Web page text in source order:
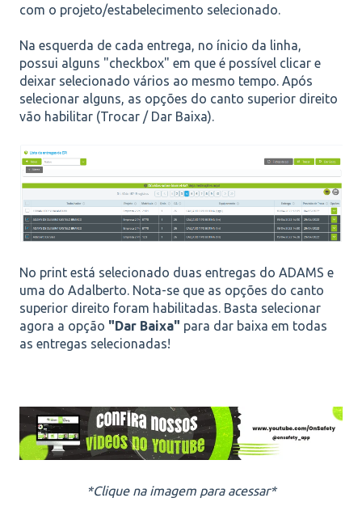
com o projeto/estabelecimento selecionado.
Na esquerda de cada entrega, no ínicio da linha,
possui alguns "checkbox" em que é possível clicar e
deixar selecionado vários ao mesmo tempo. Após
selecionar alguns, as opções do canto superior direito
vão habilitar (Trocar / Dar Baixa).
No print está selecionado duas entregas do ADAMS e
uma do Adalberto. Nota-se que as opções do canto
superior direito foram habilitadas. Basta selecionar
agora a opção "Dar Baixa" para dar baixa em todas
as entregas selecionadas!
*Clique na imagem para acessar*